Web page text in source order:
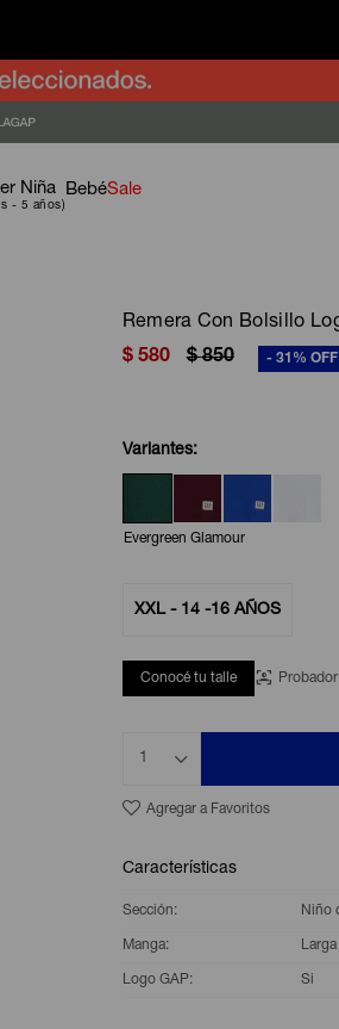
Niña BebéSale
Remera Con Bolsillo
$ 580 $ 850 31
Variantes:
Evergreen Glamour
XXL - 14 -16 AÑOS
Conocé tu talle
1
Características
Sección Niño
Manga Larga
Logo GAP Si